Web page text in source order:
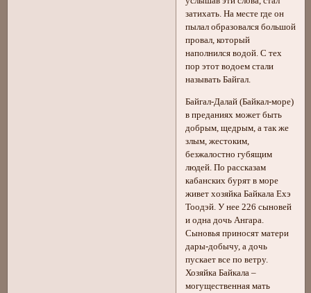
затихать. На месте где он
пылал образовался большой
провал, который
наполнился водой. С тех
пор этот водоем стали
называть Байгал.
Байгал-Далай (Байкал-море)
в преданиях может быть
добрым, щедрым, а так же
злым, жестоким,
безжалостно губящим
людей. По рассказам
кабанских бурят в море
живет хозяйка Байкала Ехэ
Тоодэй. У нее 226 сыновей
и одна дочь Ангара.
Сыновья приносят матери
дары-добычу, а дочь
пускает все по ветру.
Хозяйка Байкала –
могущественная мать